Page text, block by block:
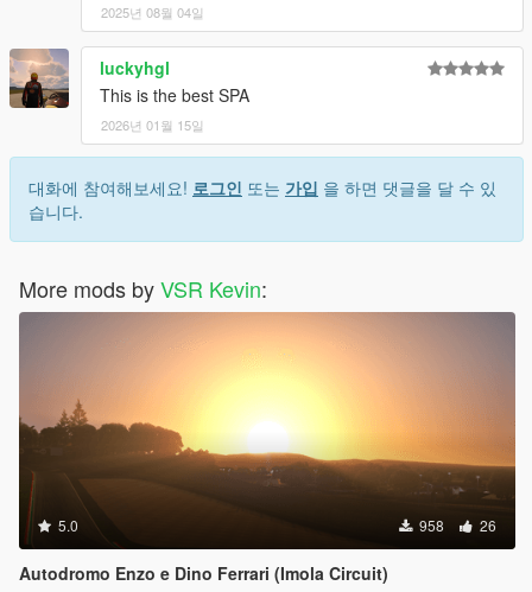
2025년 08월 04일
luckyhgl
This is the best SPA
2026년 01월 15일
대화에 참여해보세요! 로그인 또는 가입 을 하면 댓글을 달 수 있
습니다.
More mods byVSR Kevin:
5.0 958 26
Autodromo Enzo e Dino Ferrari (Imola Circuit)